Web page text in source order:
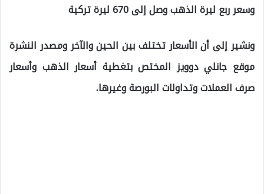
وسعر ربع ليرة الذهب وصل إلى 670 ليرة تركية
ونشير إلى أن الأسعار تختلف بين الحين والآخر ومصدر النشرة
موقع جانلي دوويز المختص بتغطية أسعار الذهب وأسعار
صرف العملات وتداولات البورصة وغيرها.